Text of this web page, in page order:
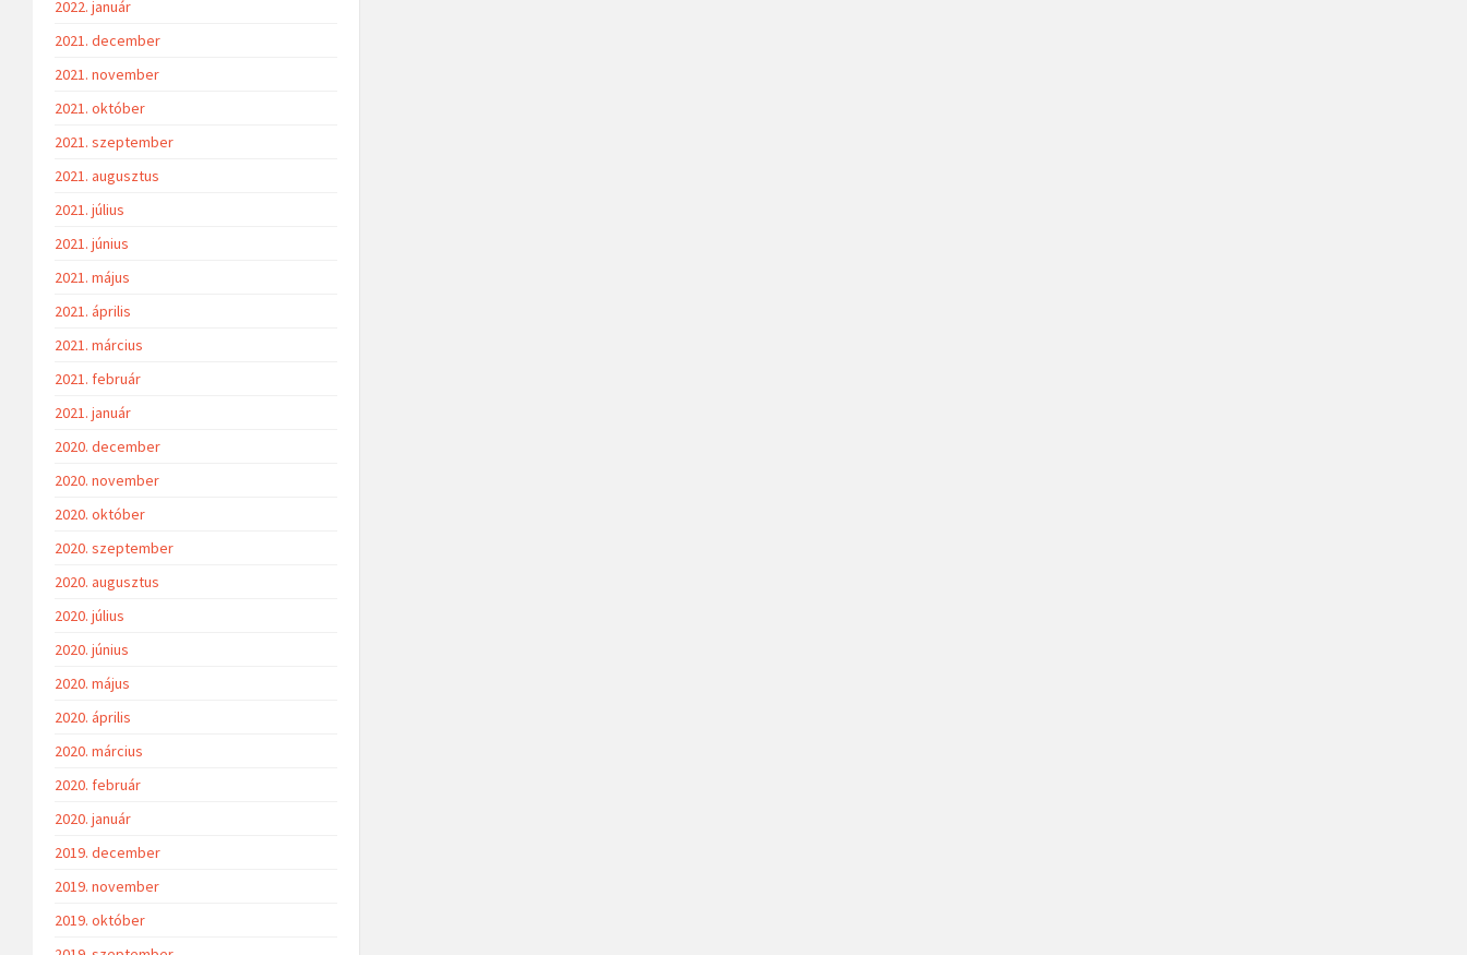
2022. január
2021. december
2021. november
2021. október
2021. szeptember
2021. augusztus
2021. július
2021. június
2021. május
2021. április
2021. március
2021. február
2021. január
2020. december
2020. november
2020. október
2020. szeptember
2020. augusztus
2020. július
2020. június
2020. május
2020. április
2020. március
2020. február
2020. január
2019. december
2019. november
2019. október